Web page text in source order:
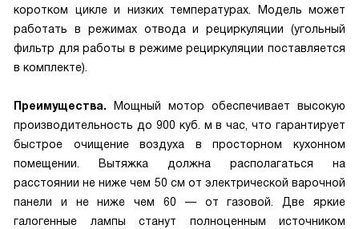
коротком цикле и низких температурах. Модель может
работать в режимах отвода и рециркуляции (угольный
фильтр для работы в режиме рециркуляции поставляется
в комплекте).
Преимущества.
Мощный мотор обеспечивает высокую
производительность до 900 куб. м в час, что гарантирует
быстрое очищение воздуха в просторном кухонном
помещении. Вытяжка должна располагаться на
расстоянии не ниже чем 50 см от электрической варочной
панели и не ниже чем 60 — от газовой. Две яркие
галогенные лампы станут полноценным источником